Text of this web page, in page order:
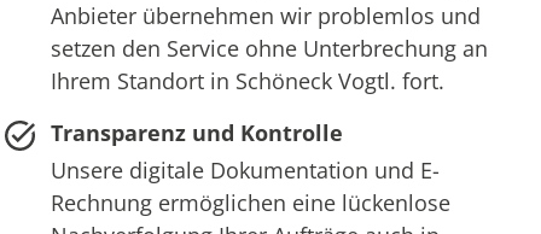
Anbieter übernehmen wir problemlos und
setzen den Service ohne Unterbrechung an
Ihrem Standort in Schöneck Vogtl. fort.
Transparenz und Kontrolle
Unsere digitale Dokumentation und E-
Rechnung ermöglichen eine lückenlose